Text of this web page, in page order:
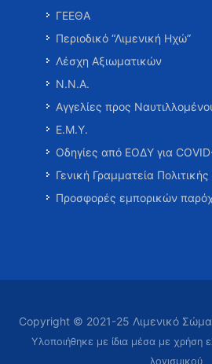
ΓΕΕΘΑ
Περιοδικό “Λιμενική Ηχώ”
Λέσχη Αξιωματικών
Ν.Ν.Α.
Αγγελίες προς
Ε.Μ.Υ.
Οδηγίες από ΕΟΔΥ για
Γενική Γραμματεία
Προσφορές εμπορικών
Copyright © 2021-25 Λιμενικό
Υλοποιήθηκε με ίδια μέσα με χρήση
λογισμικού